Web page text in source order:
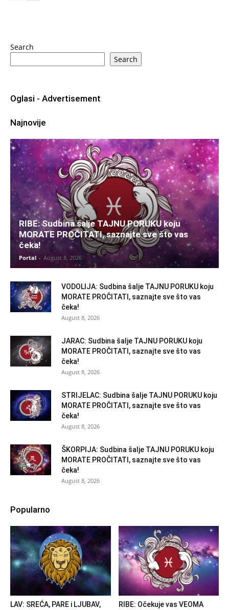
Search
Search
Oglasi - Advertisement
Najnovije
RIBE: Sudbina šalje TAJNU PORUKU koju
MORATE PROČITATI, saznajte sve što vas
čeka!
Portal - August 8, 2026
VODOLIJA: Sudbina šalje TAJNU PORUKU koju
MORATE PROČITATI, saznajte sve što vas
čeka!
August 8, 2026
JARAC: Sudbina šalje TAJNU PORUKU koju
MORATE PROČITATI, saznajte sve što vas
čeka!
August 8, 2026
STRIJELAC: Sudbina šalje TAJNU PORUKU koju
MORATE PROČITATI, saznajte sve što vas
čeka!
August 8, 2026
ŠKORPIJA: Sudbina šalje TAJNU PORUKU koju
MORATE PROČITATI, saznajte sve što vas
čeka!
August 8, 2026
Popularno
LAV: SREĆA, PARE i LJUBAV,
RIBE: Očekuje vas VEOMA